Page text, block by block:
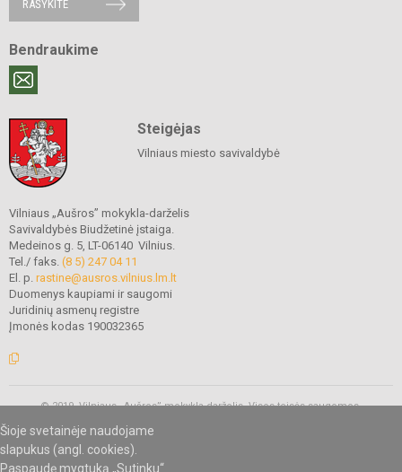
Šioje svetainėje naudojame
slapukus (angl. cookies).
Paspaudę mygtuką „Sutinku“
RAŠYKITE
Bendraukime
Steigėjas
Vilniaus miesto savivaldybė
Vilniaus „Aušros” mokykla-darželis
Savivaldybės Biudžetinė įstaiga.
Medeinos g. 5, LT-06140 Vilnius.
Tel./ faks. (8 5) 247 04 11
El. p. rastine@ausros.vilnius.lm.lt
Duomenys kaupiami ir saugomi
Juridinių asmenų registre
Įmonės kodas 190032365
© 2019. Vilniaus „Aušros” mokykla-darželis. Visos teisės saugomos.